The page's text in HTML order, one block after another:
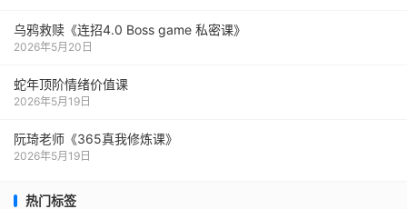
乌鸦救赎《连招4.0 Boss game 私密课》
2026年5月20日
蛇年顶阶情绪价值课
2026年5月19日
阮琦老师《365真我修炼课》
2026年5月19日
热门标签